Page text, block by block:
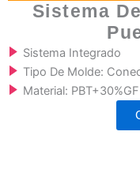
Sistema
Sistema Integrado
Tipo De Molde:
Material: PBT+30%GF